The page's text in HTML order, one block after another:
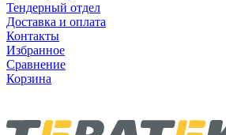
Тендерный отдел
Доставка и оплата
Контакты
Избранное
Сравнение
Корзина